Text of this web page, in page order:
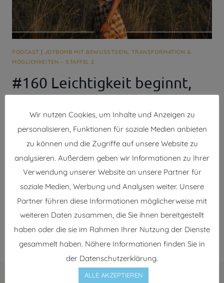
PODCAST | JOYBOMB MIT BEWUSSTSEIN, TRANSFORMATION &
MÖGLICHKEITEN – STAFFEL 2
#160 Leichtigkeit beginnt,
Von Sophie Cerny 24. März 2025
Über den EGO-Tod… Wenn du dich immer nur
wohlfühlen möchtest, gut fühlen möchtest, 24/7
Leichtigkeit willst, bringst du dich selbst in Gefahr. Es
bedeutet, dass du dich vor tiefen Transformationen
drückst. Wenn du an wahrer…
WEITERLESEN
LEICHTIGKEIT
BEGINNT,
WENN
Wir nutzen Cookies, um Inhalte und Anzeigen zu
personalisieren, Funktionen für soziale Medien anbieten
zu können und die Zugriffe auf unsere Website zu
analysieren. Außerdem geben wir Informationen zu Ihrer
Verwendung unserer Website an unsere Partner für
soziale Medien, Werbung und Analysen weiter. Unsere
Partner führen diese Informationen möglicherweise mit
weiteren Daten zusammen, die Sie ihnen bereitgestellt
haben oder die sie im Rahmen Ihrer Nutzung der Dienste
gesammelt haben. Nähere Informationen finden Sie in
der Datenschutzerklärung.
ALLE AKZEPTIEREN